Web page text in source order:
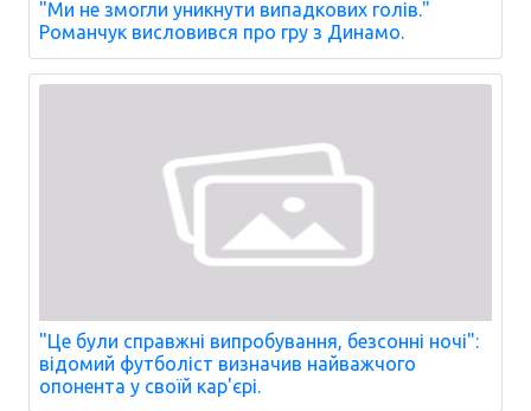
"Ми не змогли уникнути випадкових голів."
Романчук висловився про гру з Динамо.
"Це були справжні випробування, безсонні ночі":
відомий футболіст визначив найважчого
опонента у своїй кар'єрі.